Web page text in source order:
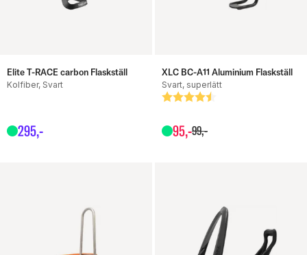
Elite T-RACE carbon Flaskställ
Kolfiber, Svart
295,-
XLC BC-A11 Aluminium Flaskställ
Svart, superlätt
Betyg:
4.6 utav 5 stjärnor
95,-99,-